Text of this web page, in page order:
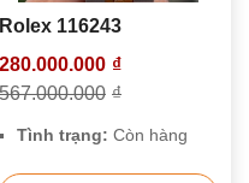
Rolex 116243
280.000.000 ₫
567.000.000 ₫
Tình trạng: Còn hàng